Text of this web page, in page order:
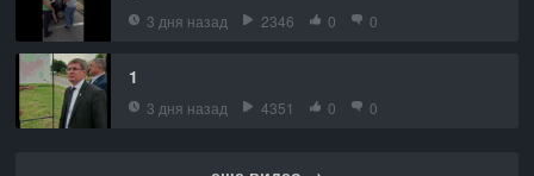
3 дня назад 2346 0 0
1
3 дня назад 4351 0 0